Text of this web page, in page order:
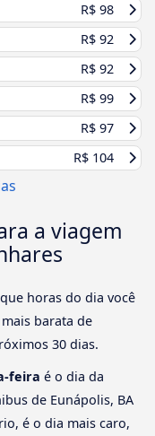
R$ 98
R$ 92
R$ 92
R$ 99
R$ 97
R$ 104
a viagem
horas do dia você
barata de
30 dias.
feira é o dia da
de Eunápolis, BA
é o dia mais caro,